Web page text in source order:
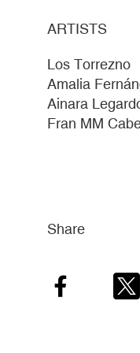
ARTISTS
Los Torrezno
Amalia
Ainara
Fran MM
Share
Facebook